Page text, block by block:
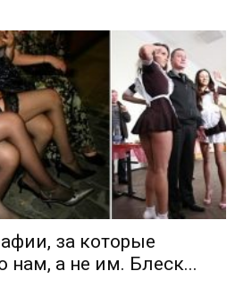
за которые
нам, а не им. Блеск...